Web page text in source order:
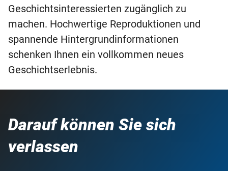
Geschichtsinteressierten zugänglich zu
machen. Hochwertige Reproduktionen und
spannende Hintergrundinformationen
schenken Ihnen ein vollkommen neues
Geschichtserlebnis.
Darauf können Sie sich
verlassen